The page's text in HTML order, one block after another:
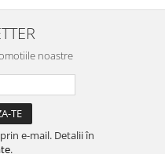
noastre
e-mail. Detalii în
.